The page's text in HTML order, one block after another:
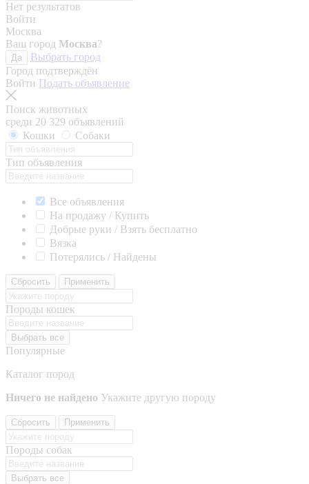
Нет результатов
Войти
Москва
Ваш город Москва?
Да
Выбрать город
Город подтверждён
Войти Подать объявление
Поиск животных
среди 20 329 объявлений
Кошки
Собаки
Тип объявления
Все объявления
На продажу / Купить
Добрые руки / Взять бесплатно
Вязка
Потерялись / Найдены
Сбросить Применить
Породы кошек
Выбрать все
Популярные
Каталог пород
Ничего не найдено Укажите другую породу
Сбросить Применить
Породы собак
Выбрать все